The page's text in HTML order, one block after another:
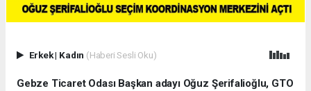
Erkek| Kadın (Haberi Sesli Oku)
Gebze Ticaret Odası Başkan adayı Oğuz Şerifalioğlu, GTO